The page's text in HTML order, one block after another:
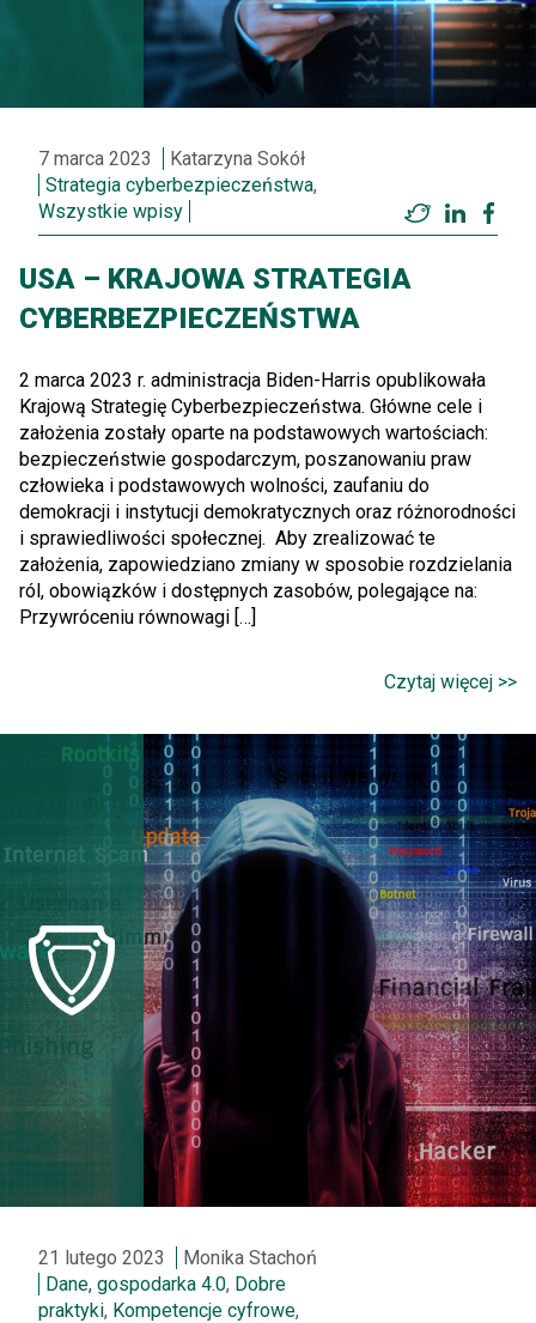
7 marca 2023
Katarzyna Sokół
Strategia cyberbezpieczeństwa,
Wszystkie wpisy
Twitter
USA – KRAJOWA STRATEGIA
CYBERBEZPIECZEŃSTWA
2 marca 2023 r. administracja Biden-Harris opublikowała
Krajową Strategię Cyberbezpieczeństwa. Główne cele i
założenia zostały oparte na podstawowych wartościach:
bezpieczeństwie gospodarczym, poszanowaniu praw
człowieka i podstawowych wolności, zaufaniu do
demokracji i instytucji demokratycznych oraz różnorodności
i sprawiedliwości społecznej. Aby zrealizować te
założenia, zapowiedziano zmiany w sposobie rozdzielania
ról, obowiązków i dostępnych zasobów, polegające na:
Przywróceniu równowagi […]
Czytaj więcej >>
21 lutego 2023
Monika Stachoń
Dane, gospodarka 4.0, Dobre
praktyki, Kompetencje cyfrowe,